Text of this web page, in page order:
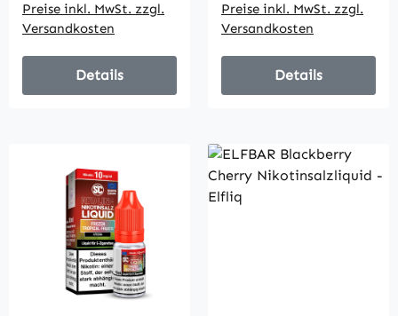
Preise inkl. MwSt. zzgl.
Versandkosten
Details
Preise inkl. MwSt. zzgl.
Versandkosten
Details